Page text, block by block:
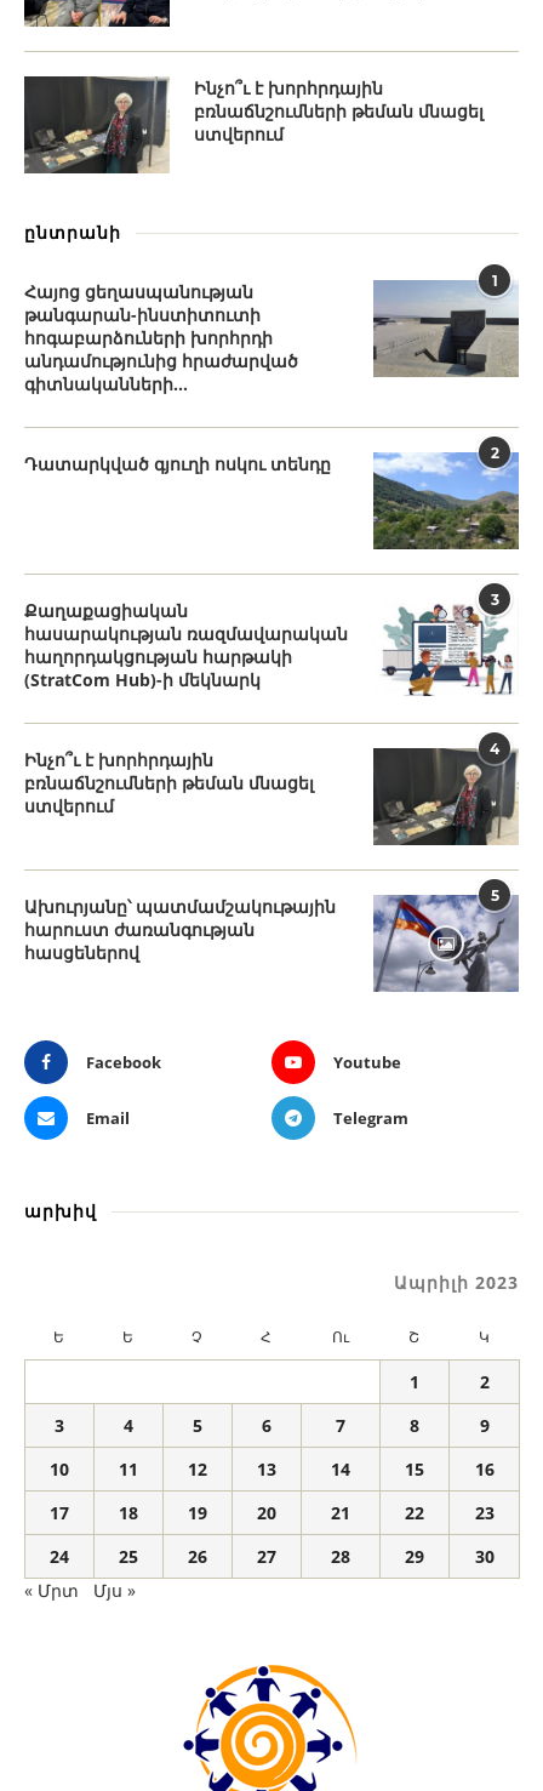
Ինչո՞ւ է խորհրդային
բռնաճնշումների թեման մնացել
ստվերում
ընտրանի
1
Հայոց ցեղասպանության
թանգարան-ինստիտուտի
հոգաբարձուների խորհրդի
անդամությունից հրաժարված
գիտնականների...
2
Դատարկված գյուղի ոսկու տենդը
3
Քաղաքացիական
հասարակության ռազմավարական
հաղորդակցության հարթակի
(StratCom Hub)-ի մեկնարկ
4
Ինչո՞ւ է խորհրդային
բռնաճնշումների թեման մնացել
ստվերում
5
Ախուրյանը՝ պատմամշակութային
հարուստ ժառանգության
հասցեներով
Facebook Youtube
Email Telegram
արխիվ
Ապրիլի 2023
Ե Ե Չ Հ Ու Շ Կ
1
2
3
4 5 6 7 8
9
10
11 12 13 14 15
16
17
18 19 20 21 22
23
24
25 26 27 28 29
30
« Մրտ
Մյս »